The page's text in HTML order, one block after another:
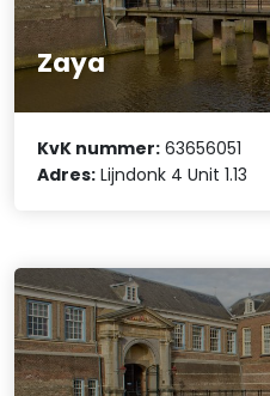
Zaya
KvK nummer: 63656051
Adres: Lijndonk 4 Unit 1.13